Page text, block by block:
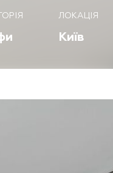
ЛОКАЦІЯ
Київ